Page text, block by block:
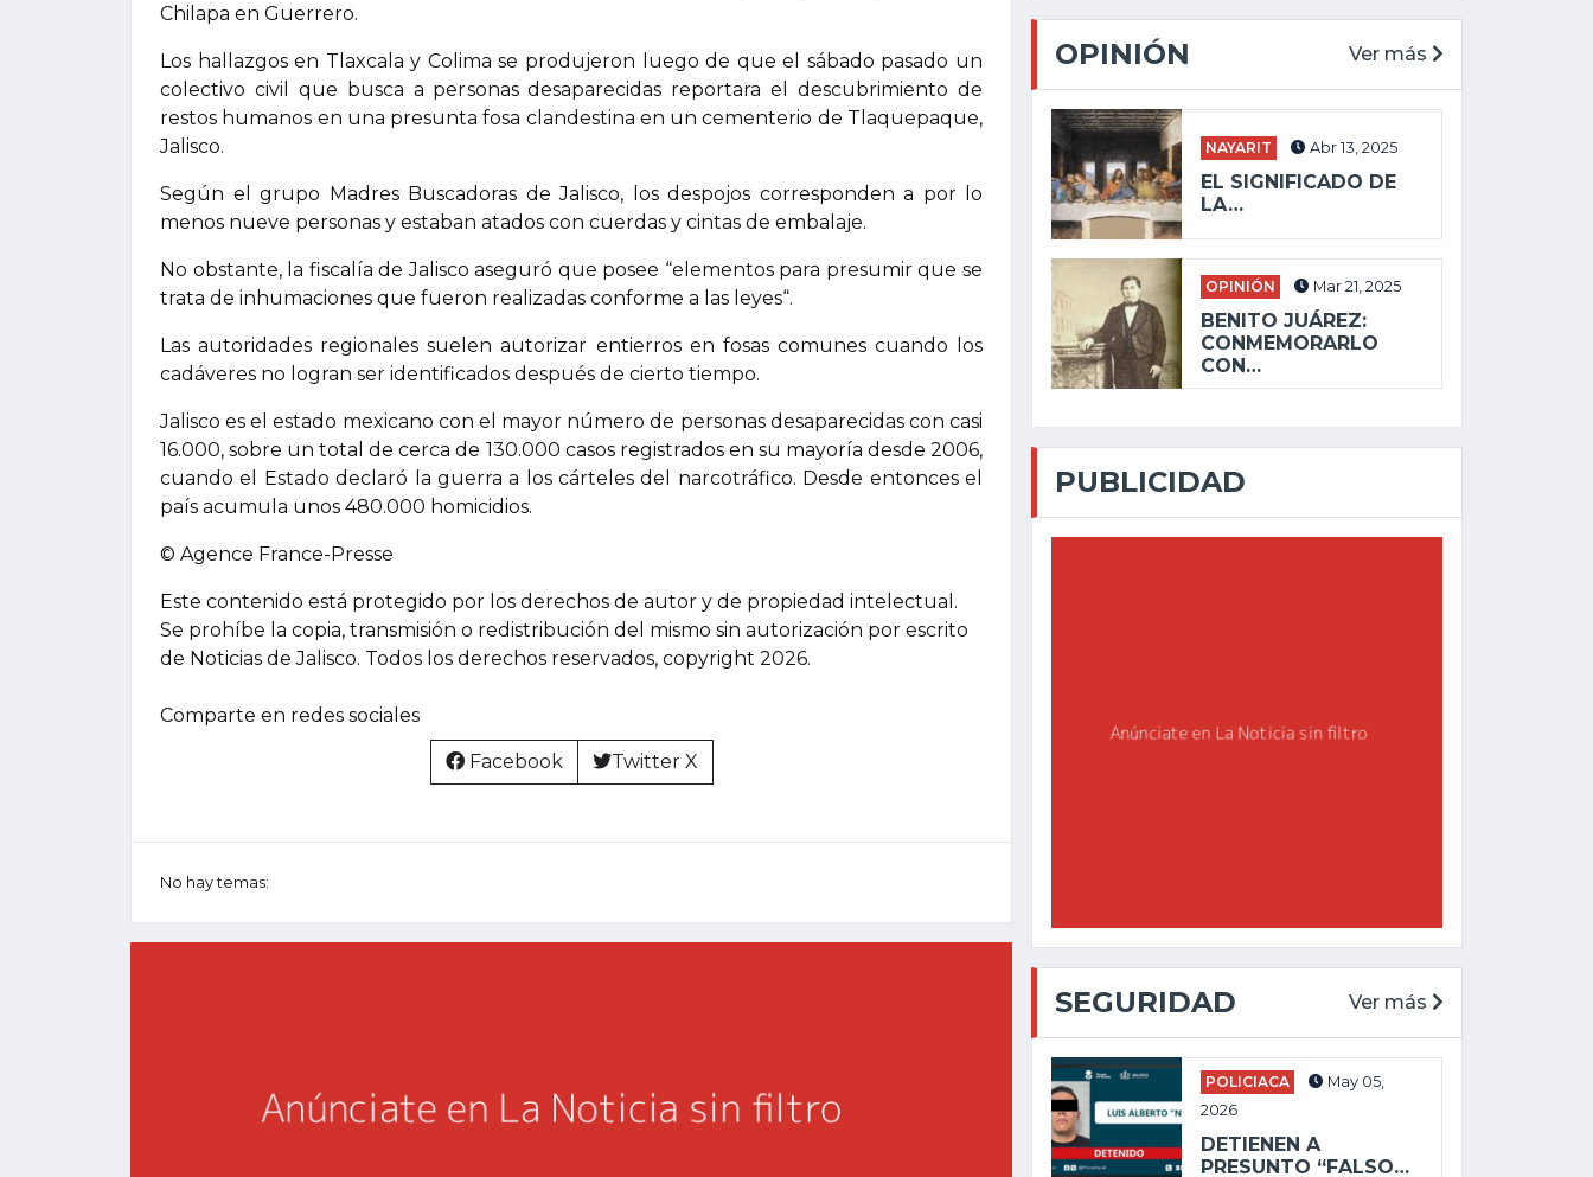
Chilapa en Guerrero.
Los hallazgos en Tlaxcala y Colima se produjeron luego de que el sábado pasado un
colectivo civil que busca a personas desaparecidas reportara el descubrimiento de
restos humanos en una presunta fosa clandestina en un cementerio de Tlaquepaque,
Jalisco.
Según el grupo Madres Buscadoras de Jalisco, los despojos corresponden a por lo
menos nueve personas y estaban atados con cuerdas y cintas de embalaje.
No obstante, la fiscalía de Jalisco aseguró que posee “elementos para presumir que se
trata de inhumaciones que fueron realizadas conforme a las leyes“.
Las autoridades regionales suelen autorizar entierros en fosas comunes cuando los
cadáveres no logran ser identificados después de cierto tiempo.
Jalisco es el estado mexicano con el mayor número de personas desaparecidas con casi
16.000, sobre un total de cerca de 130.000 casos registrados en su mayoría desde 2006,
cuando el Estado declaró la guerra a los cárteles del narcotráfico. Desde entonces el
país acumula unos 480.000 homicidios.
© Agence France-Presse
Este contenido está protegido por los derechos de autor y de propiedad intelectual.
Se prohíbe la copia, transmisión o redistribución del mismo sin autorización por escrito
de Noticias de Jalisco. Todos los derechos reservados, copyright 2026.
Comparte en redes sociales
Facebook Twitter X
No hay temas:
OPINIÓN Ver más
NAYARIT Abr 13, 2025
EL SIGNIFICADO DE
LA…
OPINIÓN Mar 21, 2025
BENITO JUÁREZ:
CONMEMORARLO
CON…
PUBLICIDAD
SEGURIDAD Ver más
POLICIACA
May 05,
2026
DETIENEN A
PRESUNTO “FALSO…